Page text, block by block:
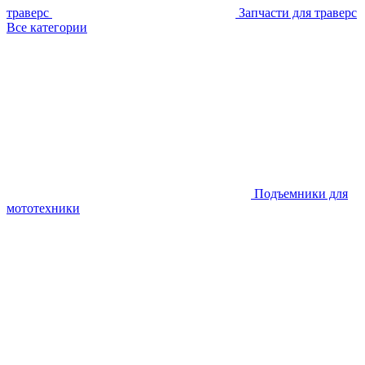
траверс
Запчасти для траверс
Все категории
Подъемники для
мототехники